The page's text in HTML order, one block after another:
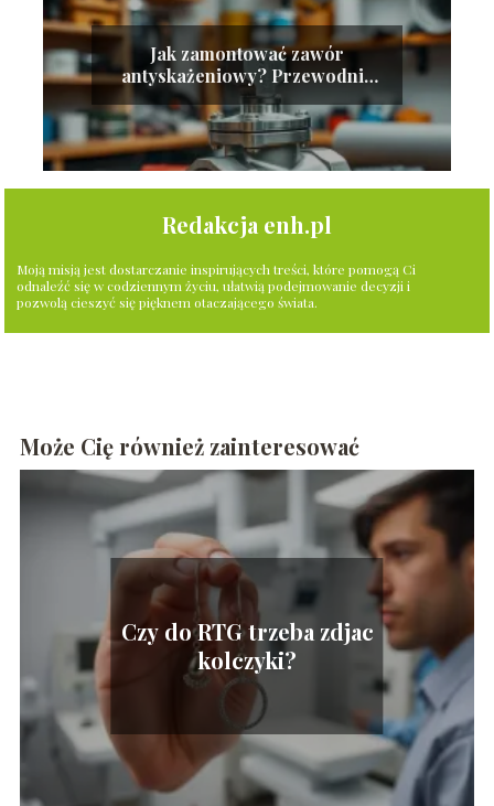
Jak zamontować zawór
antyskażeniowy? Przewodnik
krok po kroku
Redakcja enh.pl
Moją misją jest dostarczanie inspirujących treści, które pomogą Ci
odnaleźć się w codziennym życiu, ułatwią podejmowanie decyzji i
pozwolą cieszyć się pięknem otaczającego świata.
Może Cię również zainteresować
Czy do RTG trzeba zdjac
kolczyki?